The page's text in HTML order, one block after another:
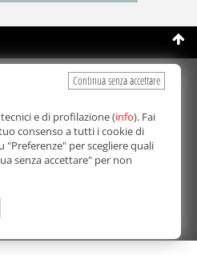
2003-2026
di tutti i contenuti, in qualunque
supporto è proibita.
registrata. Autorizzazione del
n° 32 del 21/10/2003
Fabio Ricotta
Cookie Policy
Continua senza accettare
e di profilazione (info). Fai
consenso a tutti i cookie di
per scegliere quali
senza accettare" per non